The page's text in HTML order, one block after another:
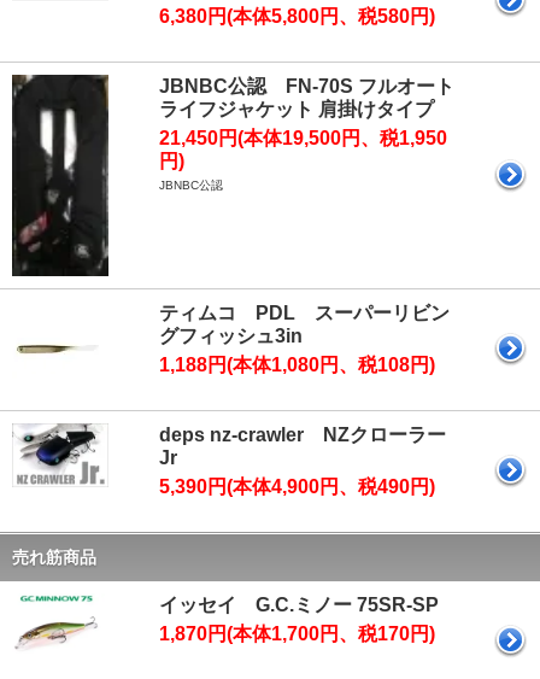
6,380円(本体5,800円、税580円)
JBNBC公認 FN-70S フルオート
ライフジャケット 肩掛けタイプ
21,450円(本体19,500円、税1,950
円)
JBNBC公認
ティムコ PDL スーパーリビン
グフィッシュ3in
1,188円(本体1,080円、税108円)
deps nz-crawler NZクローラー
Jr
5,390円(本体4,900円、税490円)
売れ筋商品
イッセイ G.C.ミノー 75SR-SP
1,870円(本体1,700円、税170円)